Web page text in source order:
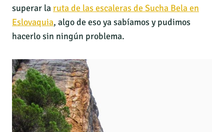
superar la ruta de las escaleras de Sucha Bela en
Eslovaquia, algo de eso ya sabíamos y pudimos
hacerlo sin ningún problema.